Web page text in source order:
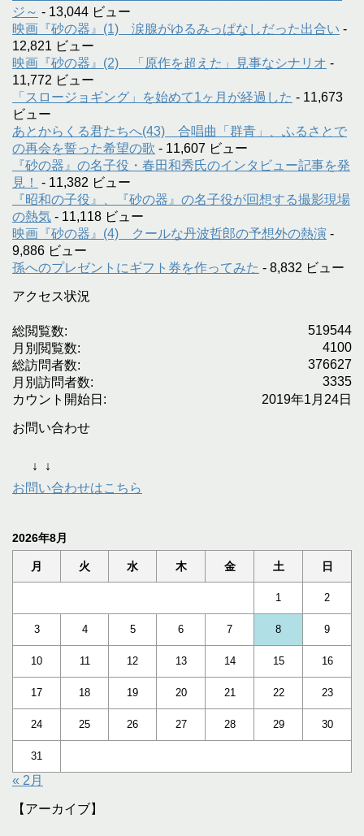
ジ～ - 13,044 ビュー
映画『砂の器』(1) 涙腺がゆるみっぱなしだった出合い -
12,821 ビュー
映画『砂の器』(2) 「原作を超えた」見事なシナリオ -
11,772 ビュー
「スロージョギング」を始めて1ヶ月が経過した - 11,673
ビュー
あとからくる君たちへ(43) 合唱曲「群青」、ふるさとで
の再会を誓った希望の歌 - 11,607 ビュー
『砂の器』の名子役・春田和秀氏のインタビュー記事を発
見！
- 11,382 ビュー
『昭和の子役』、『砂の器』の名子役が回想する撮影現場
の熱気 - 11,118 ビュー
映画『砂の器』(4) クールな丹波哲郎の予想外の熱演 -
9,886 ビュー
孫へのプレゼントにギフト券を作ってみた - 8,832 ビュー
アクセス状況
519544
総閲覧数:
4100
月別閲覧数:
376627
総訪問者数:
3335
月別訪問者数:
2019年1月24日
カウント開始日:
お問い合わせ
↓
↓
お問い合わせはこちら
2026年8月
月 火 水 木 金 土 日
1 2
3 4 5 6 7 8 9
10 11 12 13 14 15 16
17 18 19 20 21 22 23
24 25 26 27 28 29 30
31
« 2月
【アーカイブ】